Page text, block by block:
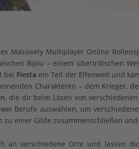
Massively Multiplayer Online
Bijou – einem überirdischen
bei Fiesta ein Teil der Elfenwelt und
Charakteren – dem Krieger,
, die dir beim Lösen von
Berufe auswählen, um
zu einer Gilde zusammenschließen
an verschiedene Orte und lassen